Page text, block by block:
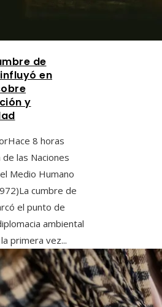
de
en
y
Hace 8 horas
de las Naciones
Medio Humano
cumbre de
el punto de
ambiental
primera vez...